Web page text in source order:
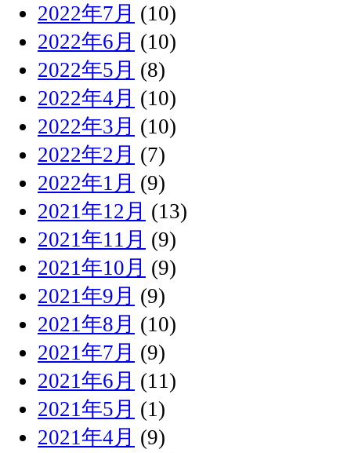
2022年7月 (10)
2022年6月 (10)
2022年5月 (8)
2022年4月 (10)
2022年3月 (10)
2022年2月 (7)
2022年1月 (9)
2021年12月 (13)
2021年11月 (9)
2021年10月 (9)
2021年9月 (9)
2021年8月 (10)
2021年7月 (9)
2021年6月 (11)
2021年5月 (1)
2021年4月 (9)